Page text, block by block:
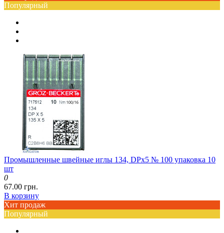
Популярный
Промышленные швейные иглы 134, DPx5 № 100 упаковка 10
шт
0
67.00 грн.
В корзину
Хит продаж
Популярный